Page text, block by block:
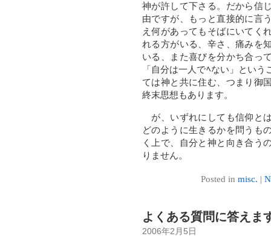
神が許して下さる。だから信
由ですが、もっと直接的に言
え何があってもそばにいてく
れる方がいる、辛さ、痛みを
いる、また喜びを分かち合っ
「自分は一人でﾍない」とい
ては神と共に住む、つまり御
終末思想もあります。
が、いずれにしても信仰と
どのように生きるかを問うも
く上で、自分と神と向き合う
りません。
Posted in misc. |
よくある質問に答えま
2006年2月5日